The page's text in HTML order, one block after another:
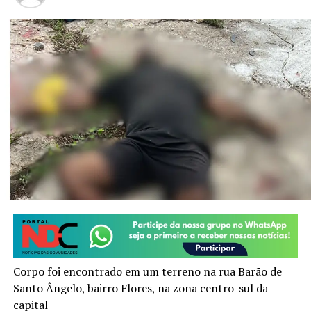
Corpo foi encontrado em um terreno na rua Barão de
Santo Ângelo, bairro Flores, na zona centro-sul da
capital